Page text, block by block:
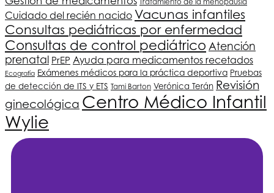
Cuidado del recién nacido Vacunas infantiles
Consultas pediátricas por enfermedad
Consultas de control pediátrico Atención
prenatal PrEP Ayuda para medicamentos recetados
Ecografía Exámenes médicos para la práctica deportiva Pruebas
de detección de ITS y ETS Tami Barton Verónica Terán Revisión
ginecológica Centro Médico Infantil
Wylie